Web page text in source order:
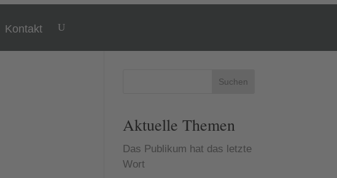
Kontakt
Suchen
Aktuelle Themen
Das Publikum hat das letzte
Wort